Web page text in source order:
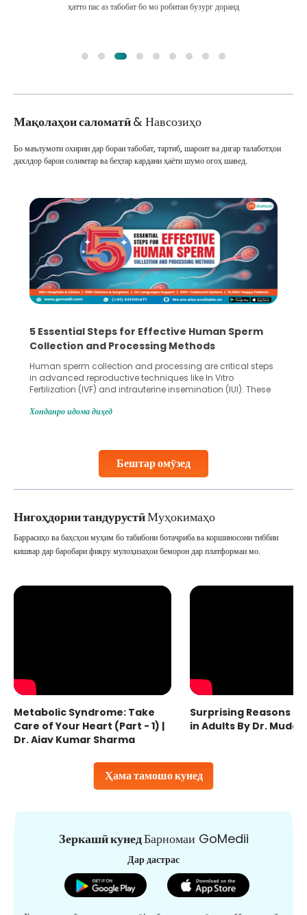
ҳатто пас аз табобат бо мо робитаи бузург доранд
Мақолаҳои саломатӣ& Навсозиҳо
Бештар омӯзед
Бо маълумоти охирин дар бораи табобат, тартиб, шароит ва дигар талаботҳои
дахлдор барои солимтар ва беҳтар кардани ҳаёти шумо огоҳ шавед.
5 Essential Steps for Effective Human Sperm
Collection and Processing Methods
Human sperm collection and processing are critical steps
in advanced reproductive techniques like In Vitro
Fertilization (IVF) and intrauterine insemination (IUI). These
challenges and help couples achieve their dream of
collected, they process the
Хонданро идома диҳед
Нигоҳдории тандурустӣМуҳокимаҳо
Ҳама тамошо кунед
Баррасиҳо ва баҳсҳои муҳим бо табибони ботаҷриба ва коршиносони тиббии
кишвар дар баробари фикру мулоҳизаҳои беморон дар платформаи мо.
Metabolic Syndrome: Take
Care of Your Heart (Part - 1) |
Dr. Ajay Kumar Sharma
Surprising Reasons
in Adults By Dr.
Зеркашӣ кунедБарномаи GoMedii
Дар дастрас